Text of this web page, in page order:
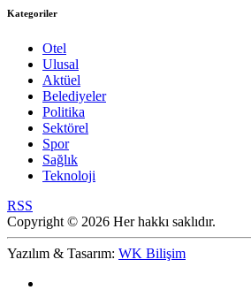
Kategoriler
Otel
Ulusal
Aktüel
Belediyeler
Politika
Sektörel
Spor
Sağlık
Teknoloji
RSS
Copyright © 2026 Her hakkı saklıdır.
Yazılım & Tasarım: WK Bilişim